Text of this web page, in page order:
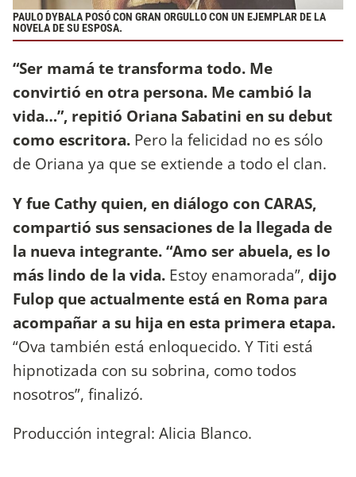
PAULO DYBALA POSÓ CON GRAN ORGULLO CON UN EJEMPLAR DE LA
NOVELA DE SU ESPOSA.
“Ser mamá te transforma todo. Me
convirtió en otra persona. Me cambió la
vida…”, repitió Oriana Sabatini en su debut
como escritora. Pero la felicidad no es sólo
de Oriana ya que se extiende a todo el clan.
Y fue Cathy quien, en diálogo con CARAS,
compartió sus sensaciones de la llegada de
la nueva integrante. “Amo ser abuela, es lo
más lindo de la vida. Estoy enamorada”, dijo
Fulop que actualmente está en Roma para
acompañar a su hija en esta primera etapa.
“Ova también está enloquecido. Y Titi está
hipnotizada con su sobrina, como todos
nosotros”, finalizó.
Producción integral: Alicia Blanco.